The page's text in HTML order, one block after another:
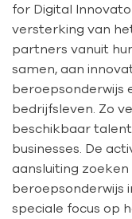
for Digital
versterking van
partners vanuit
samen, aan
beroepsonderwijs
bedrijfsleven. Zo
beschikbaar
businesses. De
aansluiting
beroepsonderwijs
speciale focus op